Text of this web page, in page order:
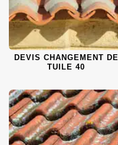
DEVIS CHANGEMENT DE
TUILE 40